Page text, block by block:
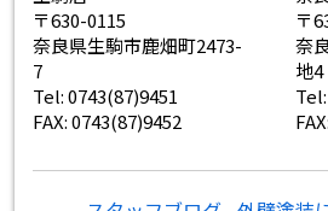
〒630-0115
奈良県生駒市鹿畑町2473-
7
Tel: 0743(87)9451
FAX: 0743(87)9452
〒
奈
地4